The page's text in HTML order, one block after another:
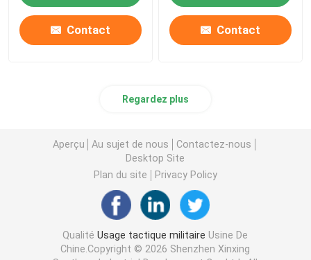
Contact Contact
Regardez plus
Aperçu Au sujet de nous
Contactez-nous
Desktop Site
Plan du site
Privacy Policy
QualitéUsage tactique militaire Usine De
Chine.Copyright © 2026 Shenzhen Xinxing